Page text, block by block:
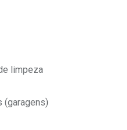
limpeza
(garagens)